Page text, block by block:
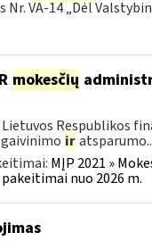
VA-14 „Dėl
mokesčių
Respublikos
ir
MĮP 2021 »
nuo 2026 m.